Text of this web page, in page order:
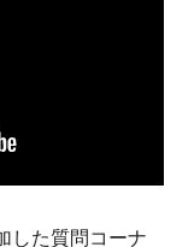
した質問コーナ